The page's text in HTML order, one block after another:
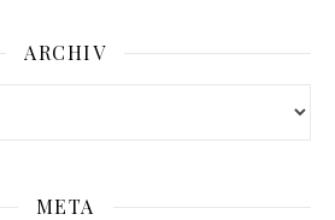
ARCHIV
META